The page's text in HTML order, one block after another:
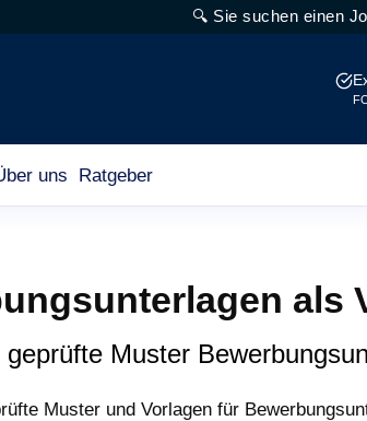
🔍 Sie suchen einen
uns Ratgeber
als
geprüfte Muster
Muster und Vorlagen für